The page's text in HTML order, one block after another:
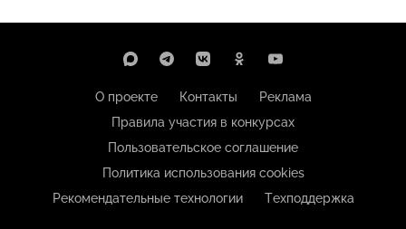
О проекте Контакты
Реклама
Правила участия в конкурсах
Пользовательское соглашение
Политика использования cookies
Рекомендательные технологии
Техподдержка